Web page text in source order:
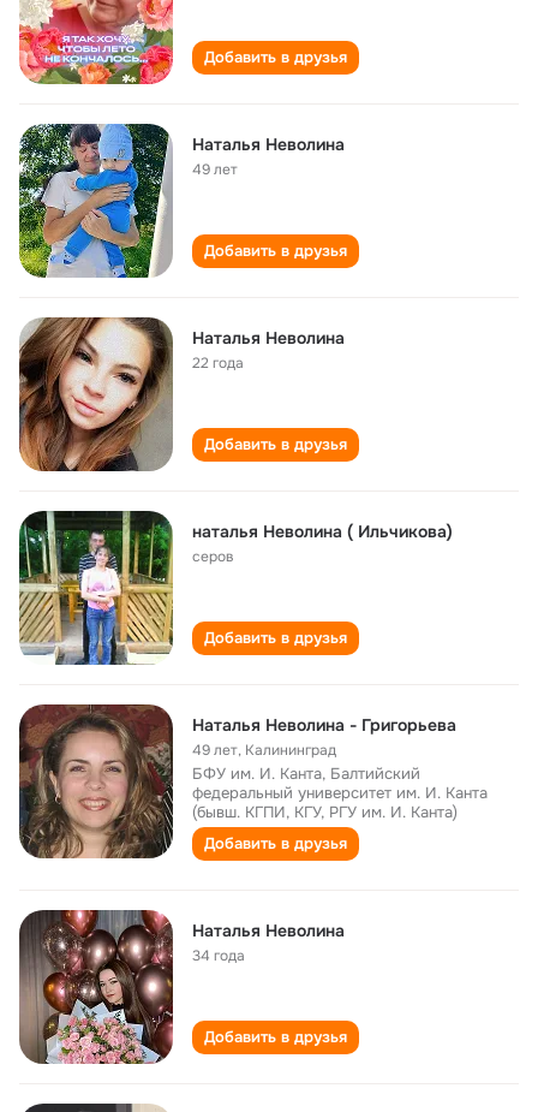
Добавить в друзья
Наталья Неволина
49 лет
Добавить в друзья
Наталья Неволина
22 года
Добавить в друзья
наталья Неволина ( Ильчикова)
серов
Добавить в друзья
Наталья Неволина - Григорьева
49 лет, Калининград
БФУ им. И. Канта, Балтийский
федеральный университет им. И. Канта
(бывш. КГПИ, КГУ, РГУ им. И. Канта)
Добавить в друзья
Наталья Неволина
34 года
Добавить в друзья